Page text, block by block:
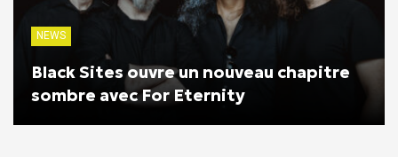
NEWS
Black Sites ouvre un nouveau chapitre
sombre avec For Eternity